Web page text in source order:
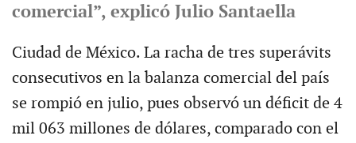
comercial”, explicó Julio Santaella
Ciudad de México. La racha de tres superávits
consecutivos en la balanza comercial del país
se rompió en julio, pues observó un déficit de 4
mil 063 millones de dólares, comparado con el